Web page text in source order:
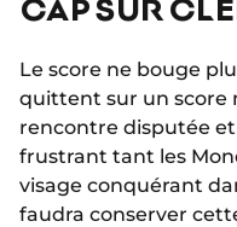
CAP SUR
Le score ne bouge
quittent sur un score
rencontre disputée
frustrant tant les
visage conquérant
faudra conserver